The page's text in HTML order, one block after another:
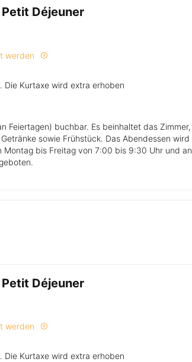
Déjeuner
werden
Die Kurtaxe wird extra erhoben
Feiertagen) buchbar. Es beinhaltet das Zimmer,
sowie Frühstück. Das Abendessen wird
bis Freitag von 7:00 bis 9:30 Uhr und an
Déjeuner
werden
Die Kurtaxe wird extra erhoben